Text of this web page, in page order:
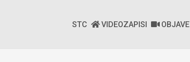
STC VIDEOZAPISI OBJAVE